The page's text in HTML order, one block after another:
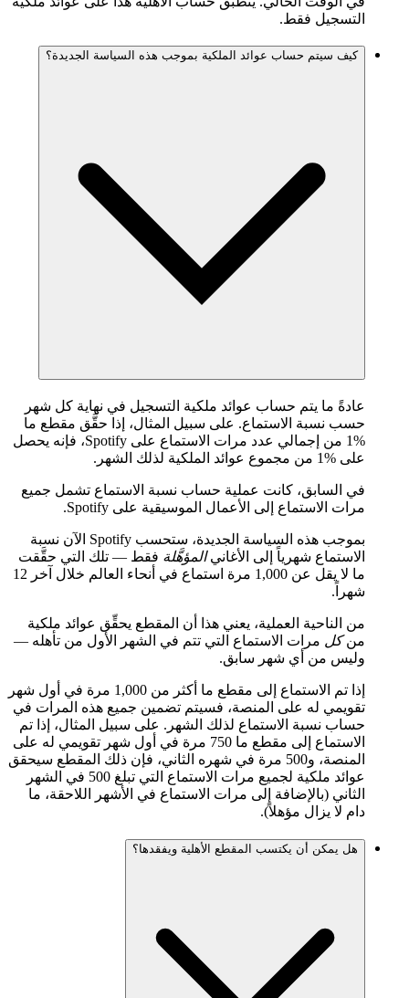
التسجيل فقط.
كيف سيتم حساب عوائد الملكية بموجب هذه السياسة الجديدة؟
عادةً ما يتم حساب عوائد ملكية التسجيل في نهاية كل شهر
حسب نسبة الاستماع. على سبيل المثال، إذا حقَّق مقطع ما
%1 من إجمالي عدد مرات الاستماع على Spotify، فإنه يحصل
على %1 من مجموع عوائد الملكية لذلك الشهر.
في السابق، كانت عملية حساب نسبة الاستماع تشمل جميع
مرات الاستماع إلى الأعمال الموسيقية على Spotify.
بموجب هذه السياسة الجديدة، ستحسب Spotify الآن نسبة
الاستماع شهرياً إلى الأغانيالمؤهَّلة فقط — تلك التي حقَّقت
ما لا يقل عن 1,000 مرة استماع في أنحاء العالم خلال آخر 12
شهراً.
من الناحية العملية، يعني هذا أن المقطع يحقِّق عوائد ملكية
منكل مرات الاستماع التي تتم في الشهر الأول من تأهله —
وليس من أي شهر سابق.
إذا تم الاستماع إلى مقطع ما أكثر من 1,000 مرة في أول شهر
تقويمي له على المنصة، فسيتم تضمين جميع هذه المرات في
حساب نسبة الاستماع لذلك الشهر. على سبيل المثال، إذا تم
الاستماع إلى مقطع ما 750 مرة في أول شهر تقويمي له على
المنصة، و500 مرة في شهره الثاني، فإن ذلك المقطع سيحقق
عوائد ملكية لجميع مرات الاستماع التي تبلغ 500 في الشهر
الثاني (بالإضافة إلى مرات الاستماع في الأشهر اللاحقة، ما
دام لا يزال مؤهلاً).
هل يمكن أن يكتسب المقطع الأهلية ويفقدها؟